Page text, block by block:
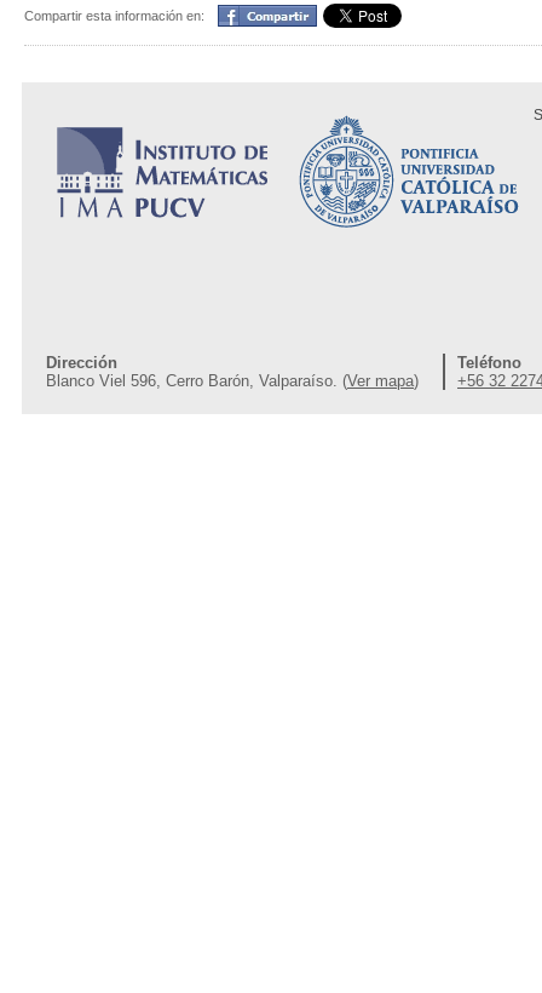
Compartir esta información en: Compartir
Dirección
Blanco Viel 596, Cerro Barón, Valparaíso. (Ver mapa)
Teléfono
+56 32